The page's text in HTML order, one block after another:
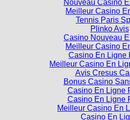
Nouveau Casino
Meilleur Casino
Tennis Paris
Plinko Avis
Casino Nouveau
Meilleur Casino
Casino En Ligne
Meilleur Casino En
Avis Cresus
Bonus Casino
Casino En Ligne
Casino En Ligne
Meilleur Casino En
Casino En